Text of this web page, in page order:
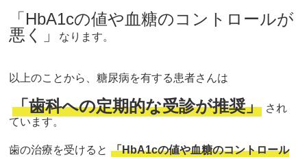
「HbA1cの値や血糖のコントロールが
悪く」
なります。
以上のことから、糖尿病を有する患者さんは
「歯科への定期的な受診が推奨」 され
ています。
歯の治療を受けると 「HbA1cの値や血糖のコントロール